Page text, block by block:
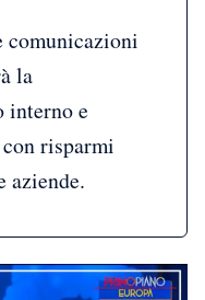
comunicazioni
la
interno e
risparmi
aziende.